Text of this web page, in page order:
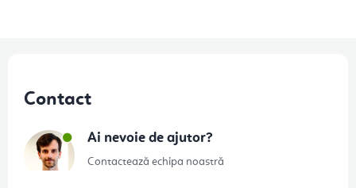
Contact
Ai nevoie de ajutor?
Contactează echipa noastră